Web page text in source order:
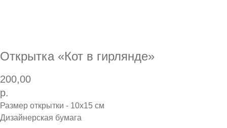
Открытка «Кот в гирлянде»
200,00
р.
Размер открытки - 10х15 см
Дизайнерская бумага